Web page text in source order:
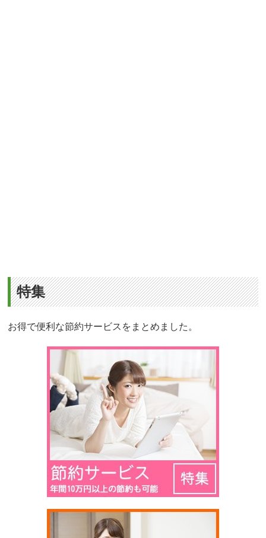
特集
お得で便利な節約サービスをまとめました。